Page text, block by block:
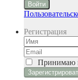
Войти
Регистрация
Принимаю